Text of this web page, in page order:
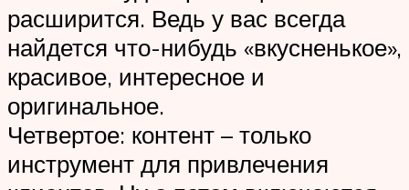
расширится. Ведь у вас всегда
найдется что-нибудь «вкусненькое»,
красивое, интересное и
оригинальное.
Четвертое: контент – только
инструмент для привлечения